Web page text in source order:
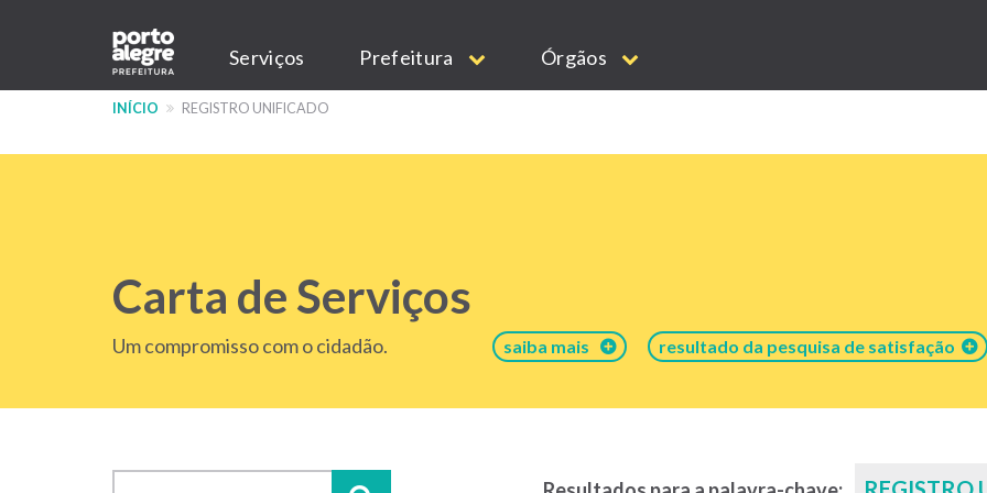
conteúdo
Main
navigation
Serviços Prefeitura Órgãos
INÍCIO REGISTRO UNIFICADO
Carta de Serviços
Um compromisso com o cidadão. saiba mais resultado da pesquisa de satisfação